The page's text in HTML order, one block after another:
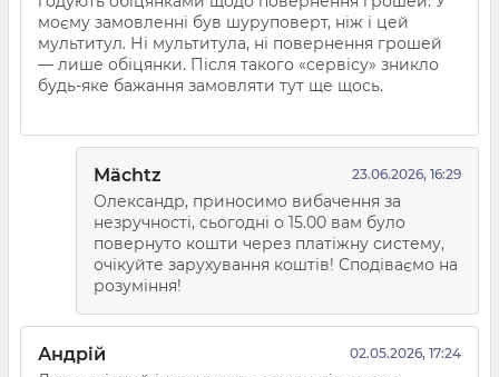
моєму замовленні був шуруповерт, ніж і цей
мультитул. Ні мультитула, ні повернення грошей
— лише обіцянки. Після такого «сервісу» зникло
будь-яке бажання замовляти тут ще щось.
Mächtz 23.06.2026, 16:29
Олександр, приносимо вибачення за
незручності, сьогодні о 15.00 вам було
повернуто кошти через платіжну систему,
очікуйте зарухування коштів! Сподіваємо на
розуміння!
Андрій 02.05.2026, 17:24